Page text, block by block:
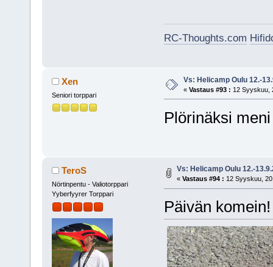
RC-Thoughts.com
Xen
Seniori torppari
Vs: Helicamp Oulu 12.-
« Vastaus #93 : 12 Syyskuu,
Plörinäksi
TeroS
Nörtinpentu - Valiotorppari
Yyberfyyrer Torppari
Vs: Helicamp Oulu 12.-
« Vastaus #94 : 12 Syyskuu,
Päivän komein!